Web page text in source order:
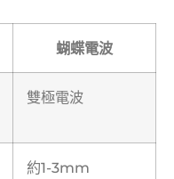
蝴蝶電波
雙極電波
約1-3mm